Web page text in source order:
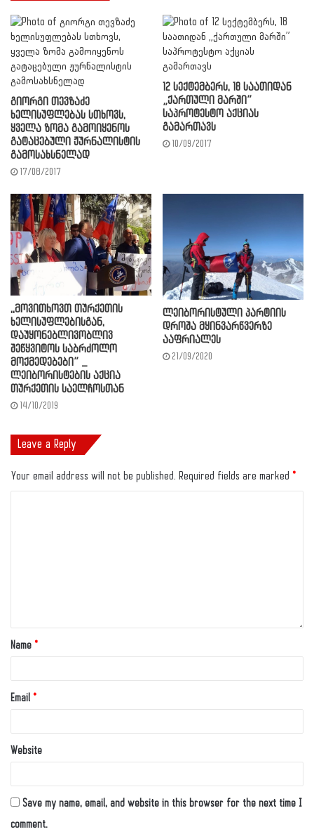
გიორგი თევზაძე
ხელისუფლებას სთხოვს,
ყველა ზომა გამოიყენოს
გატაცებული ჟურნალისტის
გამოსახსნელად
17/08/2017
12 სექტემბერს, 18 საათიდან
„ქართული მარში”
საპროტესტო აქციას
გამართავს
10/09/2017
,,მოვითხოვთ თურქეთის
ხელისუფლებისგან,
დაუყონებლივობლივ
შეწყვიტოს საბრძოლო
მოქმედებები” _
ლეიბორისტების აქცია
თურქეთის საელჩოსთან
14/10/2019
ლეიბორისტული პარტიის
დროშა მყინვარწვერზე
ააფრიალეს
21/09/2020
Leave a Reply
Your email address will not be published. Required fields are marked *
Name *
Email *
Website
Save my name, email, and website in this browser for the next time I
comment.